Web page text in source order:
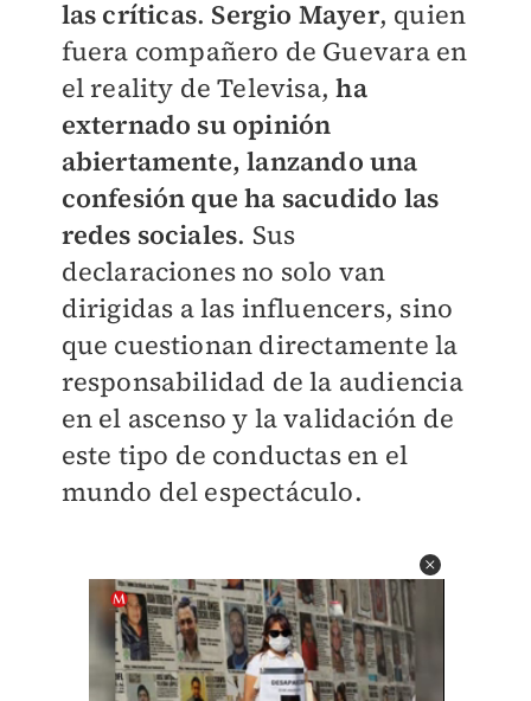
las críticas. Sergio Mayer, quien
fuera compañero de Guevara en
el reality de Televisa, ha
externado su opinión
abiertamente, lanzando una
confesión que ha sacudido las
redes sociales. Sus
declaraciones no solo van
dirigidas a las influencers, sino
que cuestionan directamente la
responsabilidad de la audiencia
en el ascenso y la validación de
este tipo de conductas en el
mundo del espectáculo.